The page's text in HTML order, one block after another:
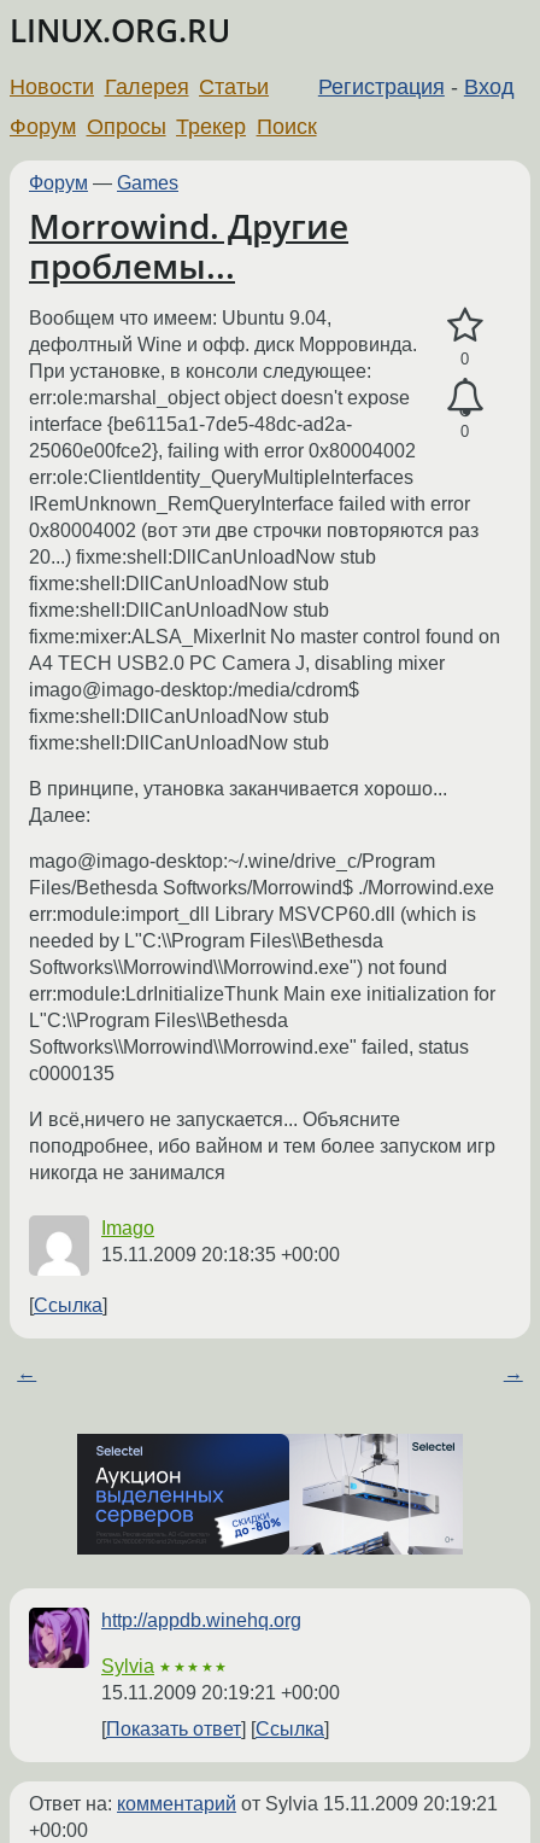
LINUX.ORG.RU
Регистрация - Вход
Новости Галерея Статьи
Форум Опросы Трекер Поиск
Форум — Games
Morrowind. Другие
проблемы...
0
0
Вообщем что имеем: Ubuntu 9.04,
дефолтный Wine и офф. диск Морровинда.
При установке, в консоли следующее:
err:ole:marshal_object object doesn't expose
interface {be6115a1-7de5-48dc-ad2a-
25060e00fce2}, failing with error 0x80004002
err:ole:ClientIdentity_QueryMultipleInterfaces
IRemUnknown_RemQueryInterface failed with error
0x80004002 (вот эти две строчки повторяются раз
20...) fixme:shell:DllCanUnloadNow stub
fixme:shell:DllCanUnloadNow stub
fixme:shell:DllCanUnloadNow stub
fixme:mixer:ALSA_MixerInit No master control found on
A4 TECH USB2.0 PC Camera J, disabling mixer
imago@imago-desktop:/media/cdrom$
fixme:shell:DllCanUnloadNow stub
fixme:shell:DllCanUnloadNow stub
В принципе, утановка заканчивается хорошо...
Далее:
mago@imago-desktop:~/.wine/drive_c/Program
Files/Bethesda Softworks/Morrowind$ ./Morrowind.exe
err:module:import_dll Library MSVCP60.dll (which is
needed by L"C:\\Program Files\\Bethesda
Softworks\\Morrowind\\Morrowind.exe") not found
err:module:LdrInitializeThunk Main exe initialization for
L"C:\\Program Files\\Bethesda
Softworks\\Morrowind\\Morrowind.exe" failed, status
c0000135
И всё,ничего не запускается... Объясните
поподробнее, ибо вайном и тем более запуском игр
никогда не занимался
Imago
15.11.2009 20:18:35 +00:00
Ссылка
← →
http://appdb.winehq.org
Sylvia ★★★★★
15.11.2009 20:19:21 +00:00
Показать ответ
Ссылка
Ответ на: комментарий от Sylvia 15.11.2009 20:19:21
+00:00